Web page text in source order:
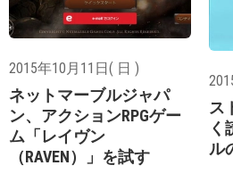
2015年10月11日( 日 )
ネットマーブルジャパ
ン、アクションRPGゲー
ム「レイヴン
（RAVEN）」を試す
ス
く
ル